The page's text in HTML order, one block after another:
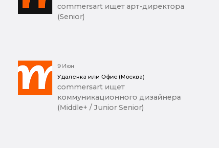
commersart ищет арт-директора
(Senior)
9 Июн
Удаленка или Офис (Москва)
commersart ищет
коммуникационного дизайнера
(Middle+ / Junior Senior)